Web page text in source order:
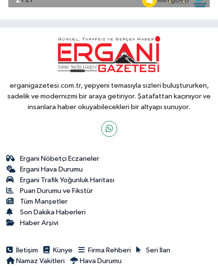
erganigazetesi.com.tr, yepyeni temasıyla sizleri buluştururken,
sadelik ve modernizmi bir araya getiriyor. Şatafattan kaçınıyor ve
insanlara haber okuyabilecekleri bir altyapı sunuyor.
Ergani Nöbetçi Eczaneler
Ergani Hava Durumu
Ergani Trafik Yoğunluk Haritası
Puan Durumu ve Fikstür
Tüm Manşetler
Son Dakika Haberleri
Haber Arşivi
İletişim Künye Firma Rehberi
Seri İlan
Namaz Vakitleri
Hava Durumu